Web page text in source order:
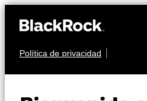
Política de privacidad